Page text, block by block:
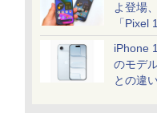
よ登場
「Pixel
iPhone
のモデ
との違